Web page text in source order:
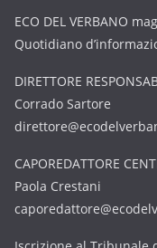
ECO DEL VERBANO
Quotidiano
DIRETTORE
Corrado Sartore
CAPOREDATTORE
Paola Crestani